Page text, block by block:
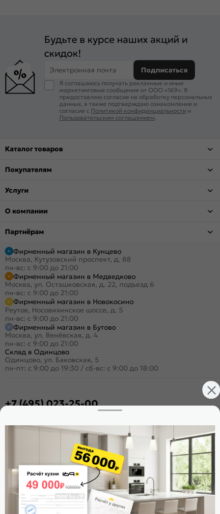
Будьте в курсе наших акций и
скидок!
Электронная почта Подписаться
Я соглашаюсь получать рекламные и иные
маркетинговые сообщения от ООО «169». Я
предоставляю согласие на обработку персональных
данных, а также подтверждаю ознакомление и
согласие с Политикой конфиденциальности и
Пользовательским соглашением.
Каталог товаров
Покупателям
Услуги
О компании
Партнёрам
Фирменный магазин в Кунцево
Москва, Кутузовский проспект, д. 88
пн-вс: с 9:00 до 21:00
Фирменный магазин в Медведково
Москва, ул. Осташковская, д. 22, подъезд 6
пн-вс: с 9:00 до 21:00
Фирменный магазин в Новокосино
Реутов, Носовихинское шоссе, д. 5
пн-вс: с 9:00 до 21:00
Фирменный магазин в Бутово
Москва, ул. Венёвская, д. 4
пн-вс: с 9:00 до 21:00
Склад в Одинцово
Одинцово, ул. Баковская, 5
пн-пт: с 9:00 до 19:30 / сб-вс: с 9:00 до 18:00
+7 (495) 023-25-00
Стать дилером
Расскажите о нас
Поделиться
Оцените магазин